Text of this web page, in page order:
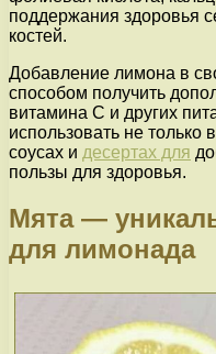
поддержания здоровья
костей.
Добавление лимона в
способом получить
витамина C и других
использовать не только
соусах и десертах для
пользы для здоровья.
Мята —
для лимонада